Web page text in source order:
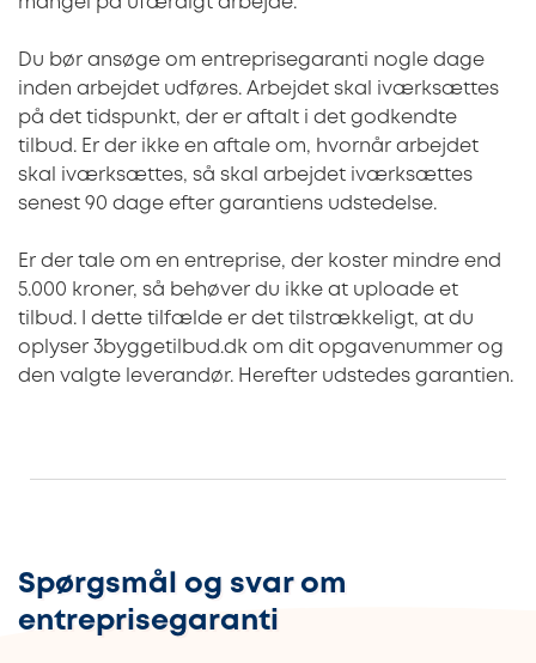
Du bør ansøge om entreprisegaranti nogle dage
inden arbejdet udføres. Arbejdet skal iværksættes
på det tidspunkt, der er aftalt i det godkendte
tilbud. Er der ikke en aftale om, hvornår arbejdet
skal iværksættes, så skal arbejdet iværksættes
senest 90 dage efter garantiens udstedelse.
Er der tale om en entreprise, der koster mindre end
5.000 kroner, så behøver du ikke at uploade et
tilbud. I dette tilfælde er det tilstrækkeligt, at du
oplyser 3byggetilbud.dk om dit opgavenummer og
den valgte leverandør. Herefter udstedes garantien.
Spørgsmål og svar om
entreprisegaranti